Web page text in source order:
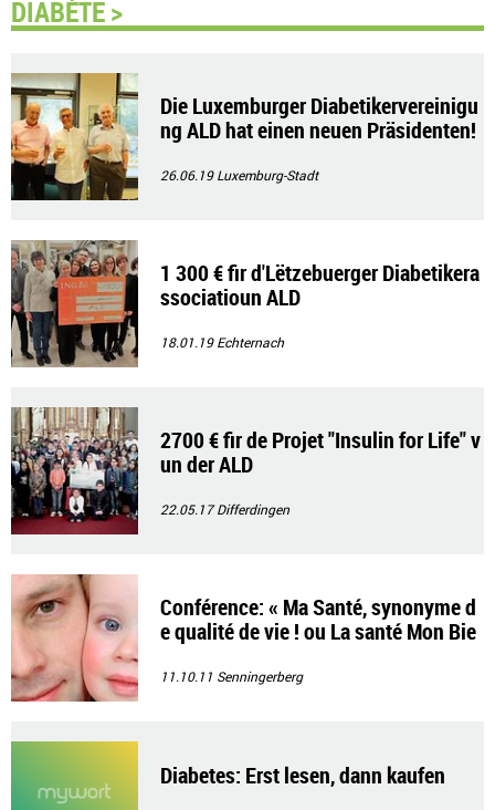
DIABÈTE >
Die Luxemburger Diabetikervereinigu
ng ALD hat einen neuen Präsidenten!
26.06.19Luxemburg-Stadt
1 300 € fir d'Lëtzebuerger Diabetikera
ssociatioun ALD
18.01.19Echternach
2700 € fir de Projet "Insulin for Life" v
un der ALD
22.05.17Differdingen
Conférence: « Ma Santé, synonyme d
e qualité de vie ! ou La santé Mon Bie
11.10.11 Senningerberg
Diabetes: Erst lesen, dann kaufen